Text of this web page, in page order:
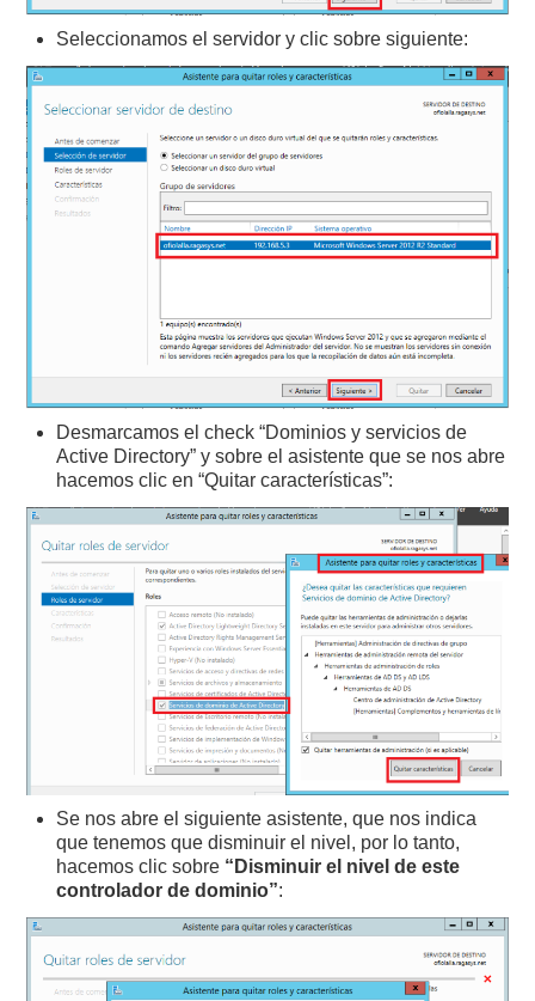
Seleccionamos el servidor y clic sobre siguiente:
Desmarcamos el check “Dominios y servicios de
Active Directory” y sobre el asistente que se nos abre
hacemos clic en “Quitar características”:
Se nos abre el siguiente asistente, que nos indica
que tenemos que disminuir el nivel, por lo tanto,
hacemos clic sobre “Disminuir el nivel de este
controlador de dominio”: